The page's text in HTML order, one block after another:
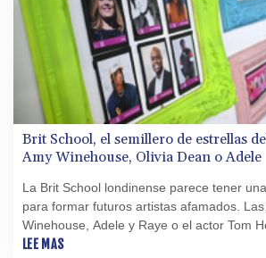
Brit School, el semillero de estrellas
Amy Winehouse, Olivia Dean o Adele
La Brit School londinense parece tener
para formar futuros artistas afamados.
Winehouse, Adele y Raye o el actor Tom
por su papel de "Spiderman", son antiguos
LEE MAS